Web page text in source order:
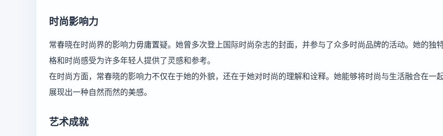
时尚影响力
常春晓在时尚界的影响力毋庸置疑。她曾多次登上国际时尚杂志的封面，并参与了众多时尚品牌的活动。她的独
格和时尚感受为许多年轻人提供了灵感和参考。
在时尚方面，常春晓的影响力不仅在于她的外貌，还在于她对时尚的理解和诠释。她能够将时尚与生活融合在一
展现出一种自然而然的美感。
艺术成就